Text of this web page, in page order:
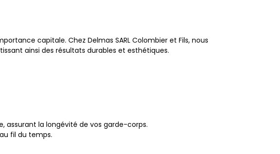
capitale. Chez Delmas SARL Colombier et Fils, nous
ainsi des résultats durables et esthétiques.
assurant la longévité de vos garde-corps.
fil du temps.